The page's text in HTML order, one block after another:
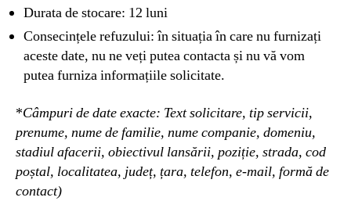
Durata de stocare: 12 luni
Consecințele refuzului: în situația în care nu furnizați
aceste date, nu ne veți putea contacta și nu vă vom
putea furniza informațiile solicitate.
*Câmpuri de date exacte: Text solicitare, tip servicii,
prenume, nume de familie, nume companie, domeniu,
stadiul afacerii, obiectivul lansării, poziție, strada, cod
poștal, localitatea, județ, țara, telefon, e-mail, formă de
contact)